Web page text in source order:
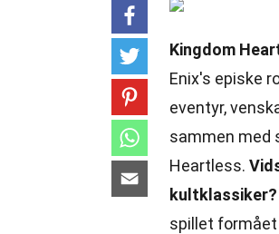
Kingdom
Enix's episke
eventyr,
sammen med
Heartless.
kultklassiker?
spillet formået